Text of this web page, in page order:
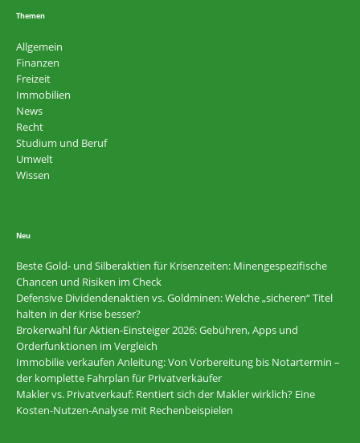
Themen
Allgemein
Finanzen
Freizeit
Immobilien
News
Recht
Studium und Beruf
Umwelt
Wissen
Neu
Beste Gold- und Silberaktien für Krisenzeiten: Minengespezifische
Chancen und Risiken im Check
Defensive Dividendenaktien vs. Goldminen: Welche „sicheren“ Titel
halten in der Krise besser?
Brokerwahl für Aktien-Einsteiger 2026: Gebühren, Apps und
Orderfunktionen im Vergleich
Immobilie verkaufen Anleitung: Von Vorbereitung bis Notartermin –
der komplette Fahrplan für Privatverkäufer
Makler vs. Privatverkauf: Rentiert sich der Makler wirklich? Eine
Kosten-Nutzen-Analyse mit Rechenbeispielen